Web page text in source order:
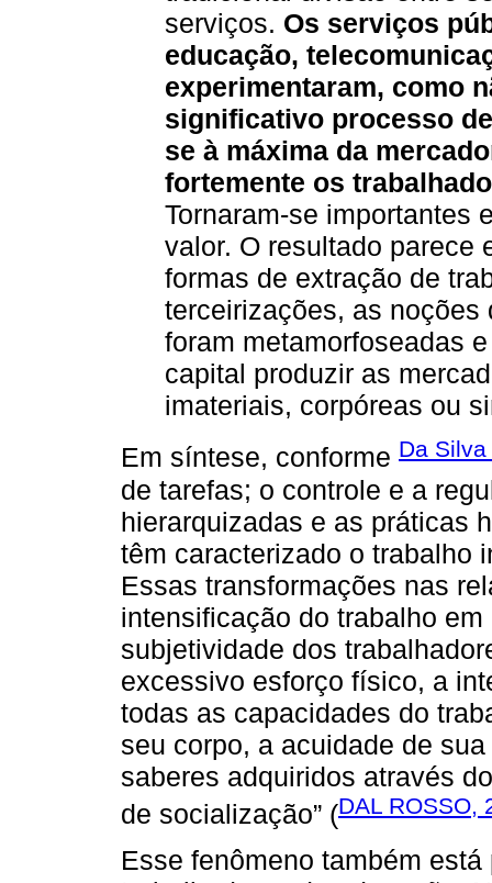
serviços. Os serviços
educação,
experimentaram, como
significativo processo
se à máxima da
fortemente os
Tornaram-se importantes
valor. O resultado parece
formas de extração de
terceirizações, as noções
foram metamorfoseadas
capital produzir as
imateriais, corpóreas ou
Em síntese, conforme Da
de tarefas; o controle e a
hierarquizadas e as práticas
têm caracterizado o trabalho
Essas transformações nas
intensificação do trabalho
subjetividade dos
excessivo esforço físico, a
todas as capacidades do
seu corpo, a acuidade de
saberes adquiridos através
de socialização” (DAL ROSSO,
Esse fenômeno também